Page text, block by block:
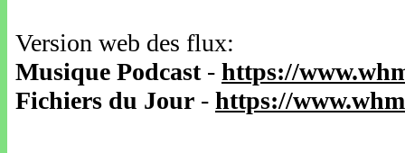
Version web des flux:
Musique Podcast- https://
Fichiers du Jour - https://